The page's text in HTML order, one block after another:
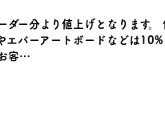
ー分より値上げとなります
エバーアートボードなどは
客…